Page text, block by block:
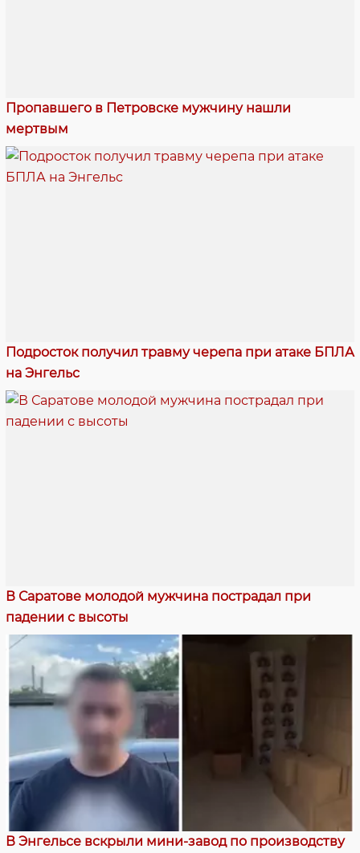
Пропавшего в Петровске мужчину нашли
мертвым
Подросток получил травму черепа при атаке БПЛА
на Энгельс
В Саратове молодой мужчина пострадал при
падении с высоты
В Энгельсе вскрыли мини-завод по производству